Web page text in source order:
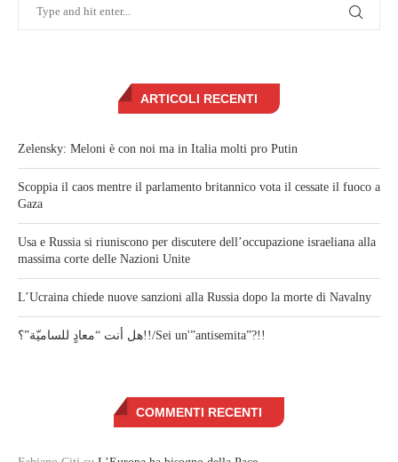
ARTICOLI RECENTI
Zelensky: Meloni è con noi ma in Italia molti pro Putin
Scoppia il caos mentre il parlamento britannico vota il cessate il fuoco a
Gaza
Usa e Russia si riuniscono per discutere dell’occupazione israeliana alla
massima corte delle Nazioni Unite
L’Ucraina chiede nuove sanzioni alla Russia dopo la morte di Navalny
هل أنت “معادٍ للساميّة”؟!!/Sei un'”antisemita”?!!
COMMENTI RECENTI